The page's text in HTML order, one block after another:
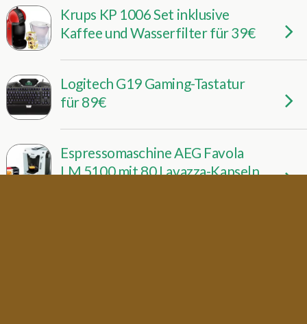
Krups KP 1006 Set inklusive
Kaffee und Wasserfilter für 39€
Logitech G19 Gaming-Tastatur
für 89€
Espressomaschine AEG Favola
LM 5100 mit 80 Lavazza-Kapseln